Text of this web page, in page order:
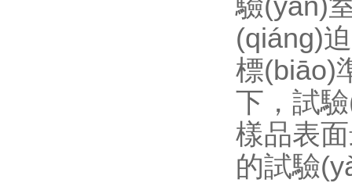
驗(yàn)
(qiáng)
標(biāo)
下，試
樣品表
的試驗